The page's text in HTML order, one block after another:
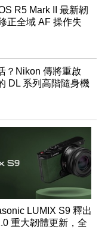
R5 Mark II 最新韌
正全域 AF 操作失
？Nikon 傳將重啟
DL 系列高階隨身機
LUMIX S9 釋出
重大韌體更新，全